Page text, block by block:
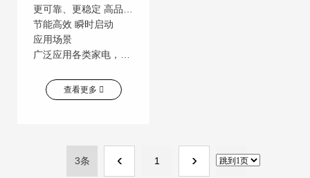
更可靠、更稳定 高品质，高流明 更安全
节能高效 瞬时启动
应用场景
广泛应用各类家电，电子产品、照明灯饰、数码产品、汽车电子、通信交通指示、城市亮化工程的相关产业
查看更多
3条 ‹ 1 ›